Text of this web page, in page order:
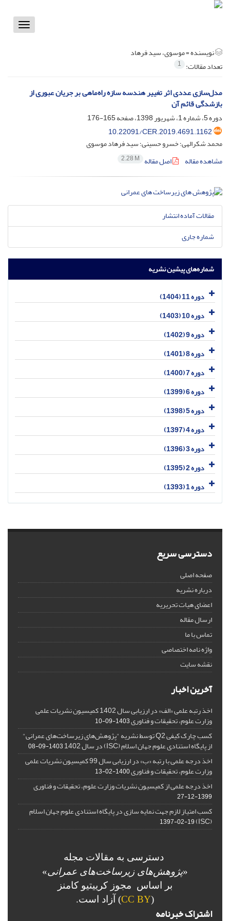
Toggle
نویسنده =موسوی، سید فرهاد
تعداد مقالات: 1
مدل‌سازی عددی اثر تغییر هندسه سازه راه‌ماهی بر جریان عبوری از
بازشدگی قائم آن
دوره 5، شماره 1، شهریور 1398، صفحه
165-176
10.22091/CER.2019.4691.1162
محمد شکرالهی؛ خسرو حسینی؛ سید فرهاد موسوی
مشاهده مقاله
اصل مقاله 2.28 M
مقالات آماده انتشار
شماره جاری
شماره‌های پیشین نشریه
دوره 11 (1404)
دوره 10 (1403)
دوره 9 (1402)
دوره 8 (1401)
دوره 7 (1400)
دوره 6 (1399)
دوره 5 (1398)
دوره 4 (1397)
دوره 3 (1396)
دوره 2 (1395)
دوره 1 (1393)
دسترسی سریع
صفحه اصلی
درباره نشریه
اعضای هیات تحریریه
ارسال مقاله
تماس با ما
واژه نامه اختصاصی
نقشه سایت
آخرین اخبار
اخذ رتبه علمی «الف» در ارزیابی سال 1402 کمیسیون نشریات علمی
وزارت علوم، تحقیقات و فناوری1403-09-10
کسب چارک کیفی Q2 توسط نشریه "پژوهش‌های زیرساخت‌های عمرانی"
از پایگاه استنادی علوم جهان اسلام (ISC) در سال 1402 1403-09-08
اخذ درجه علمی با رتبه «ب» در ارزیابی سال 99 کمیسیون نشریات علمی
وزارت علوم، تحقیقات و فناوری1400-02-13
اخذ درجه علمی از کمیسیون نشریات وزارت علوم، تحقیقات و فناوری
1399-12-27
کسب امتیاز لازم جهت نمایه سازی در پایگاه استنادی علوم جهان اسلام
(ISC)
1397-02-19
دسترسی به مقالات مجله
«پژوهش‌های زیرساخت‌های عمرانی»
بر اساس مجوز کرییتیو کامنز
(
CC BY) آزاد است.
اشتراک خبرنامه